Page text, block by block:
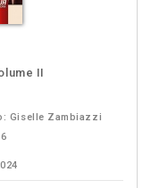
II
Giselle Zambiazzi